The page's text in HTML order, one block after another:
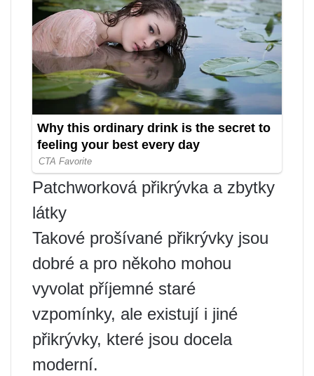
Patchworková přikrývka a zbytky
látky
Takové prošívané přikrývky jsou
dobré a pro někoho mohou
vyvolat příjemné staré
vzpomínky, ale existují i ​​jiné
přikrývky, které jsou docela
moderní.